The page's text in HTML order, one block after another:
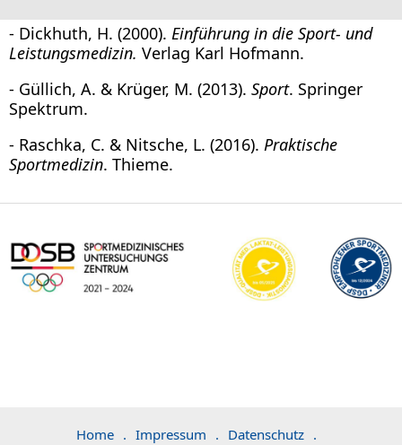
- Dickhuth, H. (2000). Einführung in die Sport- und
Leistungsmedizin. Verlag Karl Hofmann.
- Güllich, A. & Krüger, M. (2013). Sport. Springer
Spektrum.
- Raschka, C. & Nitsche, L. (2016). Praktische
Sportmedizin. Thieme.
Home . Impressum . Datenschutz .